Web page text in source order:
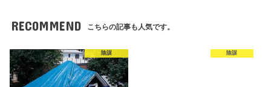
RECOMMEND こちらの記事も人気です。
陰謀 陰謀